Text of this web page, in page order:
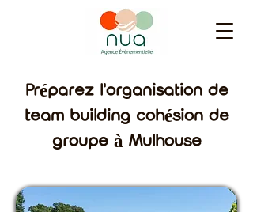
Préparez l'organisation de
team building cohésion de
groupe à Mulhouse